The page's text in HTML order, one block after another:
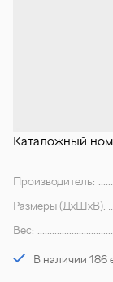
Каталожный
Производитель:
Размеры (ДхШхВ):
Вес:
В наличии 186